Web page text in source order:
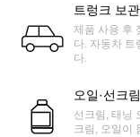
트렁크 보
제품 사용 후
다. 자동차 트
다.
오일·선크
선크림, 태닝
크림, 오일이